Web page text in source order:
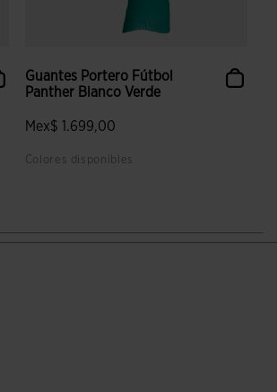
Guantes Portero Fútbol
Panther Blanco Verde
Mex$ 1.699,00
Colores disponibles
3.2 sobre 5 de valoración de clientes